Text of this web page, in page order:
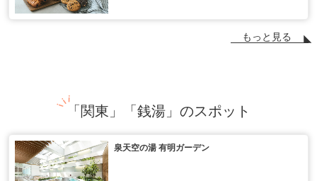
もっと見る
「関東」「銭湯」のスポット
泉天空の湯 有明ガーデン